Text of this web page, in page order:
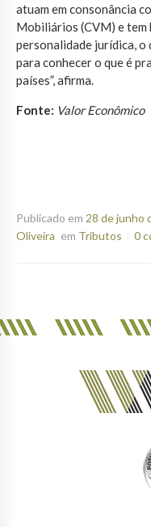
atuam em consonância
Mobiliários (CVM) e tem
personalidade jurídica, o
para conhecer o que é
países”, afirma.
Fonte: Valor Econômico
Publicado em 28 de junho
Oliveira em Tributos 0